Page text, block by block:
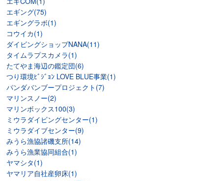
エギング(75)
エギングラボ(1)
コウイカ(1)
ダイビングショップNANA(11)
タイムラプスカメラ(1)
たてやま海辺の鑑定団(6)
つり環境ﾋﾞｼﾞｮﾝ LOVE BLUE事業(1)
パンダバンブープロジェクト(7)
マリンスノー(2)
マリンボックス100(3)
ミウラダイビングセンター(1)
ミウラダイブセンター(9)
みうら漁協諸磯支所(14)
みうら漁業協同組合(1)
ヤマシタ(1)
ヤマリア自社産卵床(1)